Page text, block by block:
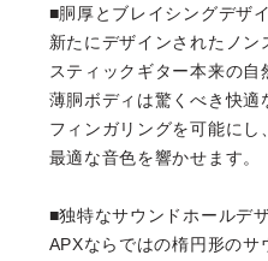
■胴厚とブレイシングデザ
新たにデザインされたノ
スティックギター本来の
薄胴ボディは驚くべき快
フィンガリングを可能に
最適な音色を響かせます。
■独特なサウンドホールデ
APXならではの楕円形の